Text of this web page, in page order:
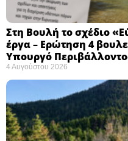
Στη Βουλή το σχέδιο
έργα – Ερώτηση 4
Υπουργό
4 Αυγούστου 2026